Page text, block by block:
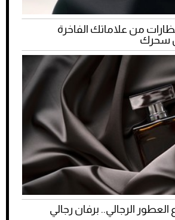
لا تُقاوم: 5 نظارات من علاماتك الفاخرة
سحرك
الرجالي.. برفان رجالي